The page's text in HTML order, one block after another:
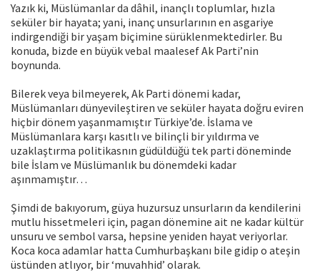
Yazık ki, Müslümanlar da dâhil, inançlı toplumlar, hızla
seküler bir hayata; yani, inanç unsurlarının en asgariye
indirgendiği bir yaşam biçimine sürüklenmektedirler. Bu
konuda, bizde en büyük vebal maalesef Ak Parti’nin
boynunda.
Bilerek veya bilmeyerek, Ak Parti dönemi kadar,
Müslümanları dünyevileştiren ve seküler hayata doğru eviren
hiçbir dönem yaşanmamıştır Türkiye’de. İslama ve
Müslümanlara karşı kasıtlı ve bilinçli bir yıldırma ve
uzaklaştırma politikasnın güdüldüğü tek parti döneminde
bile İslam ve Müslümanlık bu dönemdeki kadar
aşınmamıştır…
Şimdi de bakıyorum, güya huzursuz unsurların da kendilerini
mutlu hissetmeleri için, pagan dönemine ait ne kadar kültür
unsuru ve sembol varsa, hepsine yeniden hayat veriyorlar.
Koca koca adamlar hatta Cumhurbaşkanı bile gidip o ateşin
üstünden atlıyor, bir ‘muvahhid’ olarak.